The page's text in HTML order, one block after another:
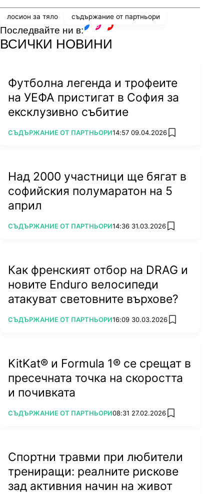
лосион за тяло съдържание от партньори
Последвайте ни в:
ВСИЧКИ НОВИНИ
Футболна легенда и трофеите
на УЕФА пристигат в София за
ексклузивно събитие
ПОВЕЧЕ ОТ
СЪДЪРЖАНИЕ ОТ ПАРТНЬОРИ14:57 09.04.2026 add favorites
Над 2000 участници ще бягат в
софийския полумаратон на 5
април
ПОВЕЧЕ ОТ
СЪДЪРЖАНИЕ ОТ ПАРТНЬОРИ14:36 31.03.2026 add favorites
Как френският отбор на DRAG и
новите Enduro велосипеди
атакуват световните върхове?
ПОВЕЧЕ ОТ
СЪДЪРЖАНИЕ ОТ ПАРТНЬОРИ16:09 30.03.2026 add favorites
KitKat® и Formula 1® се срещат в
пресечната точка на скоростта
и почивката
ПОВЕЧЕ ОТ
СЪДЪРЖАНИЕ ОТ ПАРТНЬОРИ08:31 27.02.2026 add favorites
Спортни травми при любители
трениращи: реалните рискове
зад активния начин на живот